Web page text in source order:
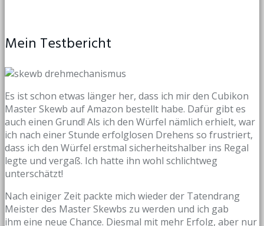
Mein Testbericht
Es ist schon etwas länger her, dass ich mir den Cubikon
Master Skewb auf Amazon bestellt habe. Dafür gibt es
auch einen Grund! Als ich den Würfel nämlich erhielt, war
ich nach einer Stunde erfolglosen Drehens so frustriert,
dass ich den Würfel erstmal sicherheitshalber ins Regal
legte und vergaß. Ich hatte ihn wohl schlichtweg
unterschätzt!
Nach einiger Zeit packte mich wieder der Tatendrang
Meister des Master Skewbs zu werden und ich gab
ihm eine neue Chance. Diesmal mit mehr Erfolg, aber nur